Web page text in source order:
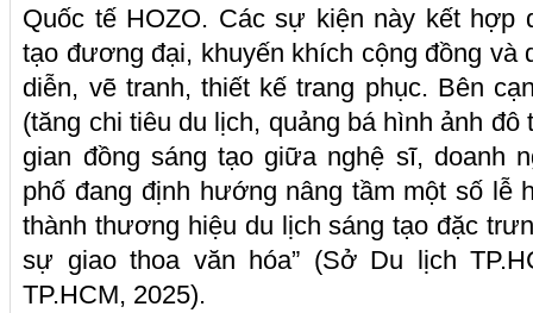
Quốc tế HOZO. Các sự kiện này kết hợp
tạo đương đại, khuyến khích cộng đồng và
diễn, vẽ tranh, thiết kế trang phục. Bên
(tăng chi tiêu du lịch, quảng bá hình ảnh
gian đồng sáng tạo giữa nghệ sĩ, doanh
phố đang định hướng nâng tầm một số lễ
thành thương hiệu du lịch sáng tạo đặc
sự giao thoa văn hóa” (Sở Du lịch
TP.HCM, 2025).